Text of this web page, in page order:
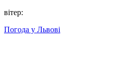
вітер:
Погода у Львові